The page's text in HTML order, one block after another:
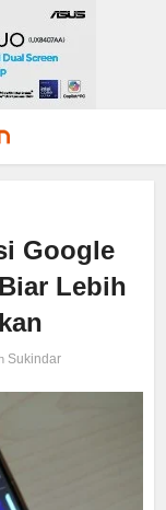
Google
Lebih
Sukindar